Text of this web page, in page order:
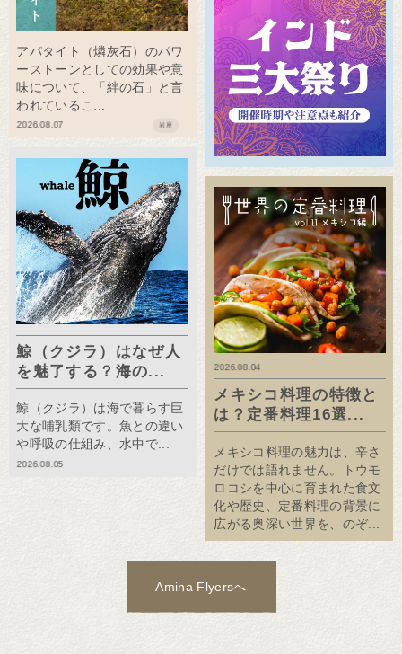
アパタイト（燐灰石）のパワ
ーストーンとしての効果や意
味について、「絆の石」と言
われているこ...
2026.08.07 岩座
鯨（クジラ）はなぜ人
を魅了する？海の...
鯨（クジラ）は海で暮らす巨
大な哺乳類です。魚との違い
や呼吸の仕組み、水中で...
2026.08.05
メキシコ料理の特徴と
は？定番料理16選...
メキシコ料理の魅力は、辛さ
だけでは語れません。トウモ
ロコシを中心に育まれた食文
化や歴史、定番料理の背景に
広がる奥深い世界を、のぞ...
2026.08.04
Amina Flyersへ